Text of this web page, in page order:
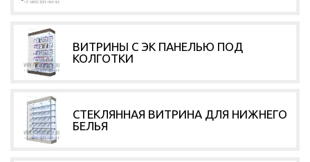
ВИТРИНЫ С ЭК ПАНЕЛЬЮ ПОД
КОЛГОТКИ
СТЕКЛЯННАЯ ВИТРИНА ДЛЯ НИЖНЕГО
БЕЛЬЯ